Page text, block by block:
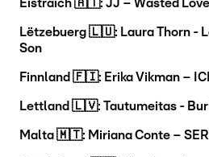
Éisträich 🇦🇹: JJ – Wasted Love
Lëtzebuerg 🇱🇺: Laura Thorn -
Son
Finnland 🇫🇮: Erika Vikman –
Lettland 🇱🇻: Tautumeitas - Bur
Malta 🇲🇹: Miriana Conte –